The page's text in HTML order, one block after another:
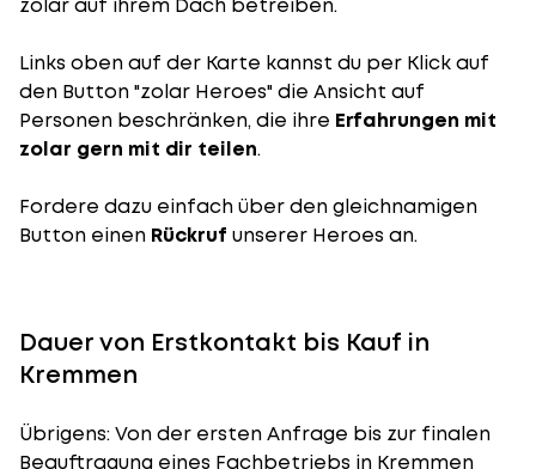
Links oben auf der Karte kannst du per Klick auf
den Button "zolar Heroes" die Ansicht auf
Personen beschränken, die ihre Erfahrungen mit
zolar gern mit dir teilen.
Fordere dazu einfach über den gleichnamigen
Button einen Rückruf unserer Heroes an.
Dauer von Erstkontakt bis Kauf in
Kremmen
Übrigens: Von der ersten Anfrage bis zur finalen
Beauftragung eines Fachbetriebs in Kremmen